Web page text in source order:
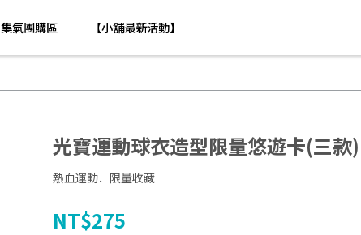
集氣團購區 【小舖最新活動】
光寶運動球衣造型限量悠遊卡(三款)
熱血運動．限量收藏
NT$275